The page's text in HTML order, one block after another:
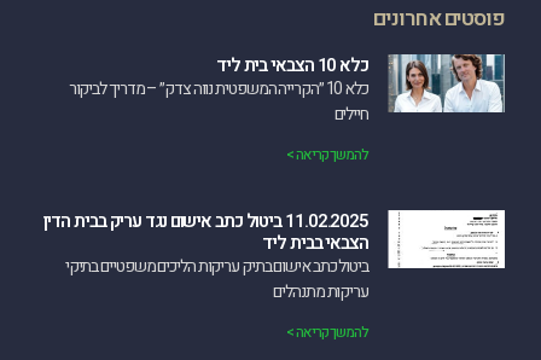
פוסטים אחרונים
כלא 10 הצבאי בית ליד
כלא 10 ״הקרייה המשפטית נווה צדק״ – מדריך לביקור
חיילים
להמשך קריאה >
11.02.2025 ביטול כתב אישום נגד עריק בבית הדין
הצבאי בבית ליד
‏ביטול כתב אישום בתיק עריקות הליכים משפטיים בתיקי
עריקות מתנהלים
להמשך קריאה >